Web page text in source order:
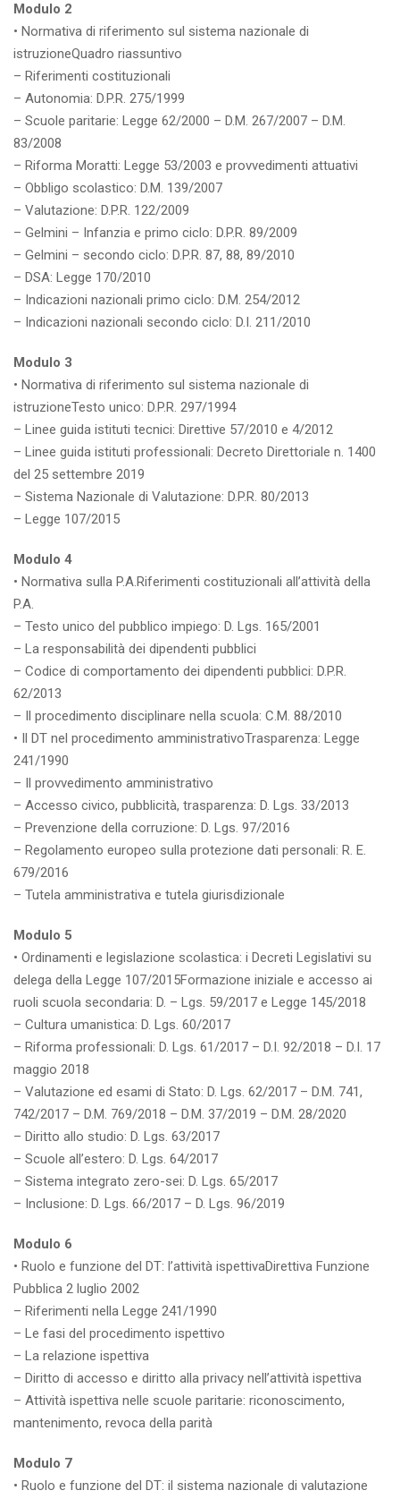
Modulo 2
• Normativa di riferimento sul sistema nazionale di
istruzioneQuadro riassuntivo
– Riferimenti costituzionali
– Autonomia: D.P.R. 275/1999
– Scuole paritarie: Legge 62/2000 – D.M. 267/2007 – D.M.
83/2008
– Riforma Moratti: Legge 53/2003 e provvedimenti attuativi
– Obbligo scolastico: D.M. 139/2007
– Valutazione: D.P.R. 122/2009
– Gelmini – Infanzia e primo ciclo: D.P.R. 89/2009
– Gelmini – secondo ciclo: D.P.R. 87, 88, 89/2010
– DSA: Legge 170/2010
– Indicazioni nazionali primo ciclo: D.M. 254/2012
– Indicazioni nazionali secondo ciclo: D.I. 211/2010
Modulo 3
• Normativa di riferimento sul sistema nazionale di
istruzioneTesto unico: D.P.R. 297/1994
– Linee guida istituti tecnici: Direttive 57/2010 e 4/2012
– Linee guida istituti professionali: Decreto Direttoriale n. 1400
del 25 settembre 2019
– Sistema Nazionale di Valutazione: D.P.R. 80/2013
– Legge 107/2015
Modulo 4
• Normativa sulla P.A.Riferimenti costituzionali all’attività della
P.A.
– Testo unico del pubblico impiego: D. Lgs. 165/2001
– La responsabilità dei dipendenti pubblici
– Codice di comportamento dei dipendenti pubblici: D.P.R.
62/2013
– Il procedimento disciplinare nella scuola: C.M. 88/2010
• Il DT nel procedimento amministrativoTrasparenza: Legge
241/1990
– Il provvedimento amministrativo
– Accesso civico, pubblicità, trasparenza: D. Lgs. 33/2013
– Prevenzione della corruzione: D. Lgs. 97/2016
– Regolamento europeo sulla protezione dati personali: R. E.
679/2016
– Tutela amministrativa e tutela giurisdizionale
Modulo 5
• Ordinamenti e legislazione scolastica: i Decreti Legislativi su
delega della Legge 107/2015Formazione iniziale e accesso ai
ruoli scuola secondaria: D. – Lgs. 59/2017 e Legge 145/2018
– Cultura umanistica: D. Lgs. 60/2017
– Riforma professionali: D. Lgs. 61/2017 – D.I. 92/2018 – D.I. 17
maggio 2018
– Valutazione ed esami di Stato: D. Lgs. 62/2017 – D.M. 741,
742/2017 – D.M. 769/2018 – D.M. 37/2019 – D.M. 28/2020
– Diritto allo studio: D. Lgs. 63/2017
– Scuole all’estero: D. Lgs. 64/2017
– Sistema integrato zero-sei: D. Lgs. 65/2017
– Inclusione: D. Lgs. 66/2017 – D. Lgs. 96/2019
Modulo 6
• Ruolo e funzione del DT: l’attività ispettivaDirettiva Funzione
Pubblica 2 luglio 2002
– Riferimenti nella Legge 241/1990
– Le fasi del procedimento ispettivo
– La relazione ispettiva
– Diritto di accesso e diritto alla privacy nell’attività ispettiva
– Attività ispettiva nelle scuole paritarie: riconoscimento,
mantenimento, revoca della parità
Modulo 7
• Ruolo e funzione del DT: il sistema nazionale di valutazione